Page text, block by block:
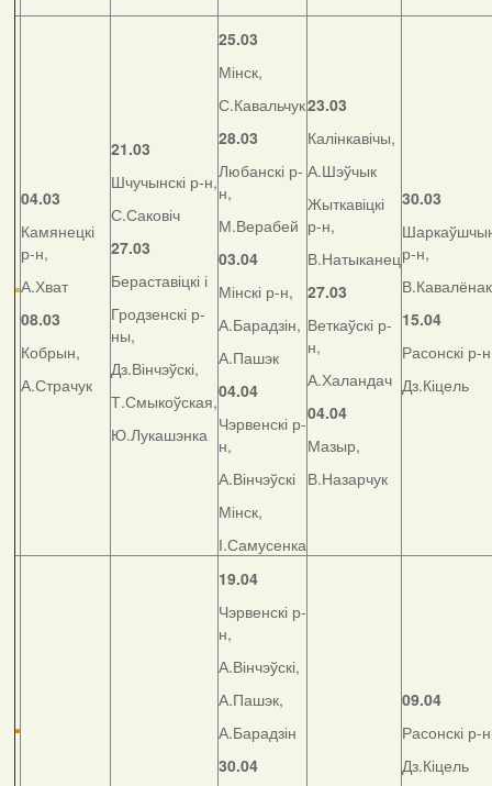
04.03
Камянецкі
р-н,
А.Хват
08.03
Кобрын,
А.Страчук
21.03
Шчучынскі р-н,
С.Саковіч
27.03
Бераставіцкі і
Гродзенскі р-
ны,
Дз.Вінчэўскі,
Т.Смыкоўская,
Ю.Лукашэнка
25.03
Мінск,
С.Кавальчук
28.03
Любанскі р-
н,
М.Верабей
03.04
Мінскі р-н,
А.Барадзін,
А.Пашэк
04.04
Чэрвенскі р-
н,
А.Вінчэўскі
Мінск,
І.Самусенка
23.03
Калінкавічы,
А.Шэўчык
Жыткавіцкі
р-н,
В.Натыканец
27.03
Веткаўскі р-
н,
А.Халандач
04.04
Мазыр,
В.Назарчук
30.03
р-н,
В.Кавалёнак
15.04
Расонскі р-
Дз.Кіцель
19.04
Чэрвенскі р-
н,
А.Вінчэўскі,
А.Пашэк,
А.Барадзін
30.04
09.04
Расонскі р-
Дз.Кіцель